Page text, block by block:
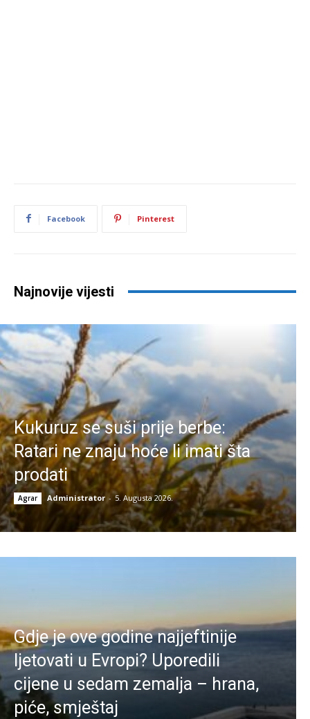
Facebook Pinterest
Najnovije vijesti
Kukuruz se suši prije berbe:
Ratari ne znaju hoće li imati šta
prodati
Agrar Administrator - 5. Augusta 2026.
Gdje je ove godine najjeftinije
ljetovati u Evropi? Uporedili
cijene u sedam zemalja – hrana,
piće, smještaj